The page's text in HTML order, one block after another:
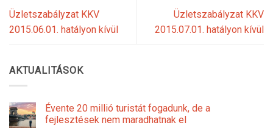
Üzletszabályzat KKV
2015.06.01. hatályon kívül
Üzletszabályzat KKV
2015.07.01. hatályon kívül
AKTUALITÁSOK
Évente 20 millió turistát fogadunk, de a
fejlesztések nem maradhatnak el